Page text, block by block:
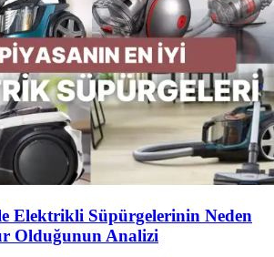
Elektrikli Süpürgelerinin Neden
Olduğunun Analizi